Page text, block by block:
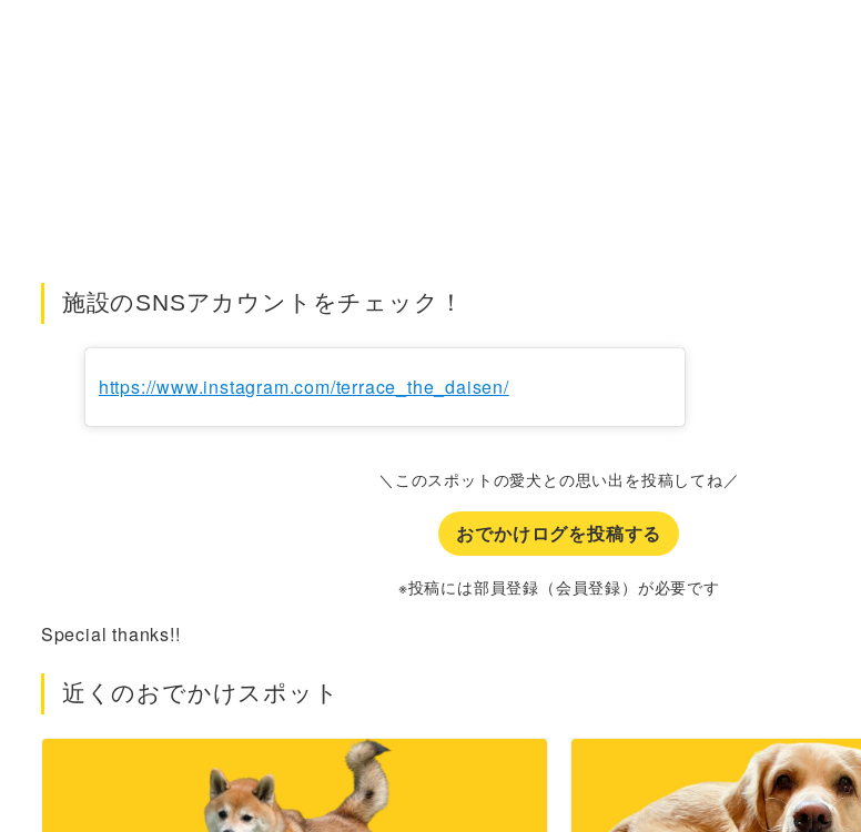
施設のSNSアカウントをチェック！
https://www.instagram.com/terrace_the_daisen/
＼このスポットの愛犬との思い出を投稿してね／
おでかけログを投稿する
※投稿には部員登録（会員登録）が必要です
Special thanks!!
近くのおでかけスポット